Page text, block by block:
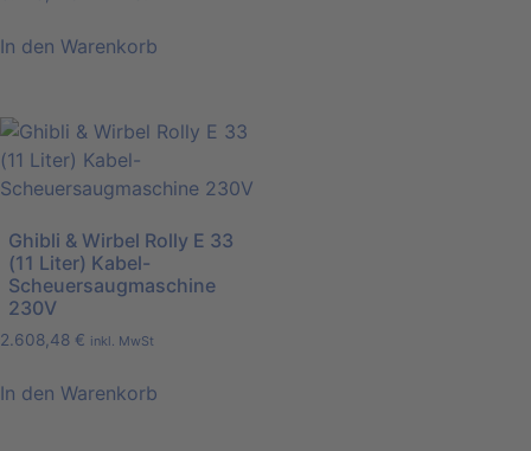
In den Warenkorb
Ghibli & Wirbel Rolly E 33
(11 Liter) Kabel-
Scheuersaugmaschine
230V
2.608,48 € inkl. MwSt
In den Warenkorb